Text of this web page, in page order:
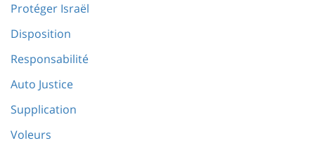
Protéger Israël
Disposition
Responsabilité
Auto Justice
Supplication
Voleurs